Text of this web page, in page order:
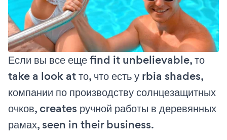
Если вы все еще find it unbelievable, то
take a look at то, что есть у rbia shades,
компании по производству солнцезащитных
очков, creates ручной работы в деревянных
рамах, seen in their business.